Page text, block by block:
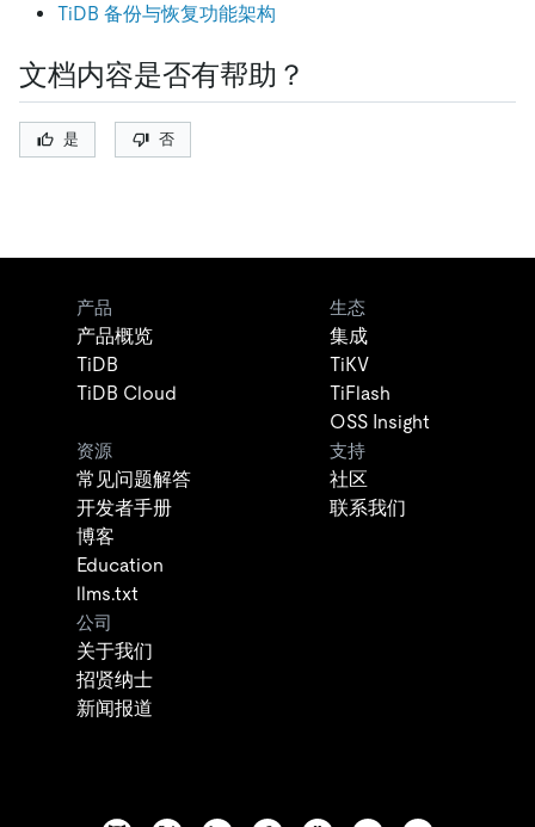
TiDB 备份与恢复功能架构
文档内容是否有帮助？
是 否
产品
产品概览
TiDB
TiDB Cloud
生态
集成
TiKV
TiFlash
OSS Insight
资源
常见问题解答
开发者手册
博客
Education
llms.txt
支持
社区
联系我们
公司
关于我们
招贤纳士
新闻报道